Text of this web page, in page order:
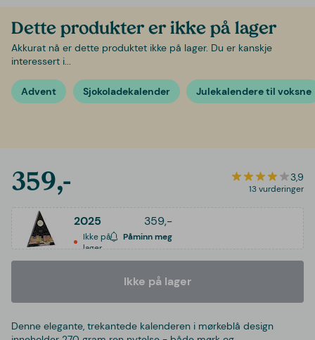
Dette produkter er ikke på lager
Akkurat nå er dette produktet ikke på lager. Du er kanskje
interessert i...
Advent Sjokoladekalender Julekalendere til voksne
359,- 3,9
13 vurderinger
2025 359,-
Ikke på
lager
Påminn meg
Ikke på lager
Denne elegante, trekantede kalenderen i mørkeblå design